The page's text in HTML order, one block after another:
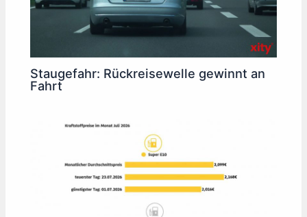
Staugefahr: Rückreisewelle gewinnt an
Fahrt